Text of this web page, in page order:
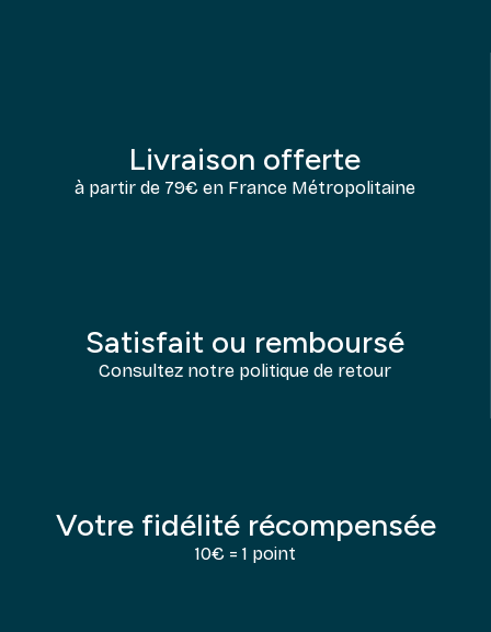
Livraison offerte
à partir de 79€ en France Métropolitaine
Satisfait ou remboursé
Consultez notre politique de retour
Votre fidélité récompensée
10€ = 1 point